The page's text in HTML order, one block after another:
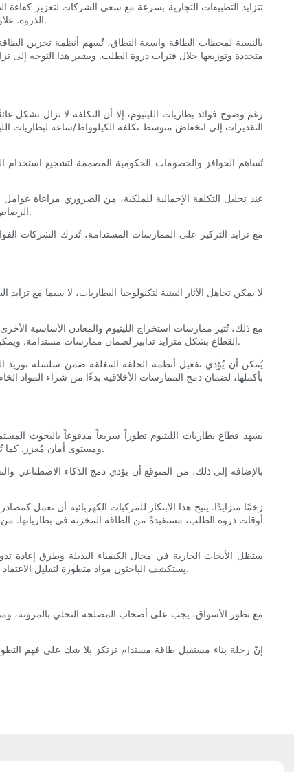
تتزايد التطبيقات التجارية بسرعة مع سعي الشركات لتعزيز
الذروة. علاوة على ذلك، ومع تحول صناعة السيارات نحو المركبات الكهربائية، ستلعب بطاريات الليثيوم دورًا محوريًا في تطوير البنية التحتية واستخدام الطاقة المتجددة.
بالنسبة لمحطات الطاقة واسعة النطاق، تُسهم أنظمة تخزين
متجددة وتوزيعها خلال فترات ذروة الطلب. ويشير هذا التوجه
رغم وضوح فوائد بطاريات الليثيوم، إلا أن التكلفة لا تزال تشكل
تُساهم الحوافز والخصومات الحكومية المصممة لتشجيع استخدام
عند تحليل التكلفة الإجمالية للملكية، من الضروري مراعاة
الرصاص الحمضية، مما يؤثر بشكل كبير على تكاليفها الإجمالية. بالإضافة إلى ذلك، يمكن لأنظمة الإدارة المتقدمة تحسين أداء البطارية، مما يزيد من عائد الاستثمار.
مع تزايد التركيز على الممارسات المستدامة، تُدرك الشركات
لا يمكن تجاهل الآثار البيئية لتكنولوجيا البطاريات، لا سيما مع
مع ذلك، تُثير ممارسات استخراج الليثيوم والمعادن الأساسية
القطاع بشكل متزايد تدابير لضمان ممارسات مستدامة. ويمكن لدمج مبادئ الاقتصاد الدائري أن يُخفف من الآثار البيئية السلبية، مع تركيز الأبحاث على حلول إعادة التدوير المبتكرة لإعادة استخدام البطاريات المستهلكة.
يُمكن أن يُؤدي تفعيل أنظمة الحلقة المغلقة ضمن سلسلة توريد
بأكملها، لضمان دمج الممارسات الأخلاقية بدءًا من شراء المواد
يشهد قطاع بطاريات الليثيوم تطوراً سريعاً مدفوعاً بالبحوث
ومستوى أمان مُعزز. كما تُغني تقنيات الحالة الصلبة عن استخدام الإلكتروليتات القابلة للاشتعال الموجودة في محاليل أيونات الليثيوم السائلة، مما يجعلها أكثر أماناً واستقراراً بطبيعتها.
بالإضافة إلى ذلك، من المتوقع أن يؤدي دمج الذكاء الاصطناعي
أوقات ذروة الطلب، مستفيدةً من الطاقة المخزنة في بطارياتها.
ستظل الأبحاث الجارية في مجال الكيمياء البديلة وطرق إعادة
يستكشف الباحثون مواد متطورة لتقليل الاعتماد على الموارد الشحيحة مع تحسين الأداء. وبشكل عام، يبدو مستقبل بطاريات الليثيوم واعدًا، إذ تتميز بالابتكارات التي تعد بتحسين حلول تخزين الطاقة عالميًا.
مع تطور الأسواق، يجب على أصحاب المصلحة التحلي بالمرونة،
إنّ رحلة بناء مستقبل طاقة مستدام ترتكز بلا شك على فهم